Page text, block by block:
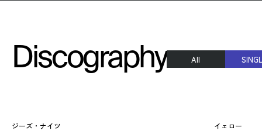
Discography All
ジーズ・ナイツ イェロー